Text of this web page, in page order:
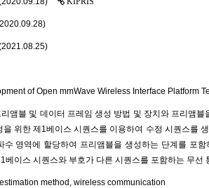
of Open mmWave Wireless Interface Platform
앰블 및 데이터 프레임 생성 방법 및 장치와 프리앰
을 위한 제1베이스 시퀀스를 이용하여 수정 시퀀스를
수 영역에 할당하여 프리앰블을 생성하는 단계를 포
베이스 시퀀스와 부호가 다른 시퀀스를 포함하는 무선
method, wireless communication